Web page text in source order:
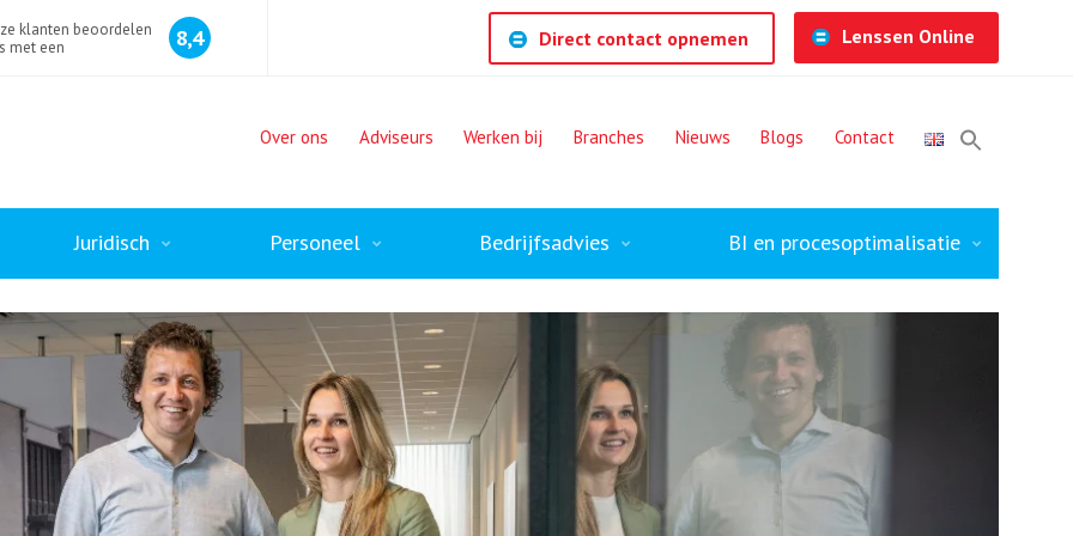
klanten beoordelen
met een
8,4 Direct contact opnemen Lenssen Online
Over ons Adviseurs Werken bij Branches Nieuws Blogs Contact
Juridisch Personeel Bedrijfsadvies BI en procesoptimalisatie